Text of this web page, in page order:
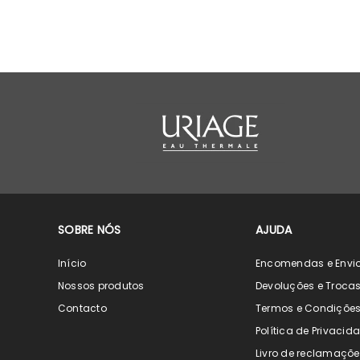
SOBRE NÓS
Início
Nossos produtos
Contacto
AJUDA
Encomendas e
Devoluções e Trocas
Termos e Condições
Política de
Livro de